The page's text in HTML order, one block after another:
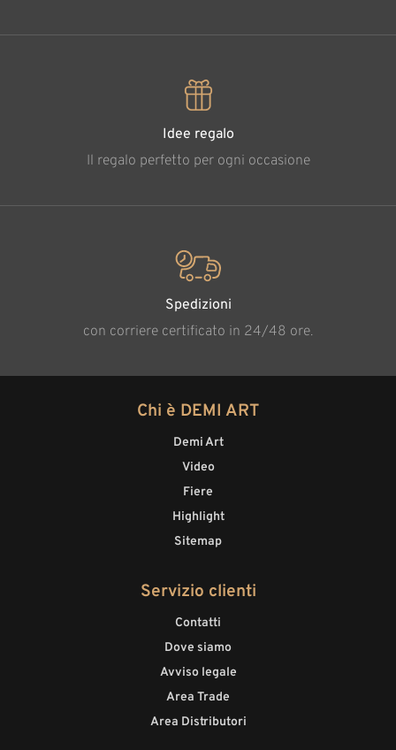
Idee regalo
Il regalo perfetto per ogni occasione
Spedizioni
con corriere certificato in 24/48 ore.
Chi è DEMI ART
Demi Art
Video
Fiere
Highlight
Sitemap
Servizio clienti
Contatti
Dove siamo
Avviso legale
Area Trade
Area Distributori